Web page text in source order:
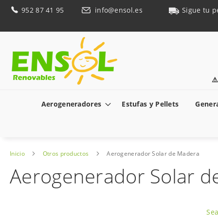
Ir
952 87 41 95 info@ensol.es
Sigue tu
⚠️
Aerogeneradores Estufas y Pellets
Inicio Otros productos Aerogenerador Solar de Madera
Aerogenerador Solar